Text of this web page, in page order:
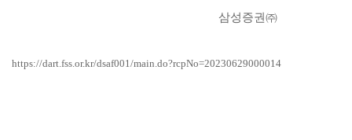
삼성증권㈜
https://dart.fss.or.kr/dsaf001/main.do?rcpNo=20230629000014